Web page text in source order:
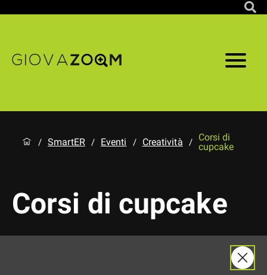
/ SmartER / Eventi / Creatività /
Corsi di
cupcake
Corsi di cupcake